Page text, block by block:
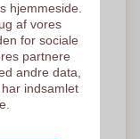
at vælge
hjemmeside.
af vores
for sociale
partnere
andre data,
indsamlet